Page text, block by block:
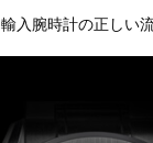
輸入腕時計の正しい